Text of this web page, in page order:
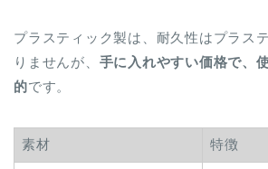
プラスティック製は、耐久性はプラス
りませんが、 手に入れやすい価格で、
的です。
素材 特徴